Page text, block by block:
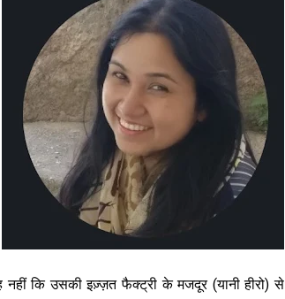
कि उसकी इज़्ज़त फैक्ट्री के मजदूर (यानी हीरो) से